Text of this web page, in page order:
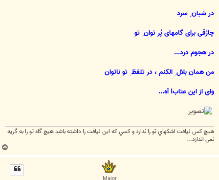
در شبان ِ سرد
چارُقی برای گامهای پُر توان ِ تو
در هجوم درد...
من همان بلال ِ الکنم ، در تلفظ ِ تو ناتوان
وای از این عتاب! آه...
هيچ كس لياقت اشكهاي تو را ندارد و كسي كه اين لياقت را داشته باشد هيچ گاه تو را به گريه
نمي اندازد...
ب
ا